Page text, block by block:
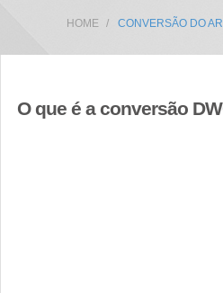
HOME CONVERSÃO DO
O que é a conversão